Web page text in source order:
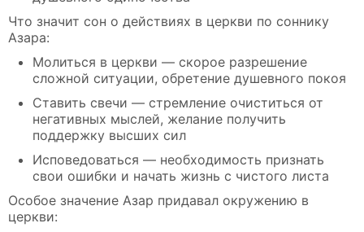
Что значит сон о действиях в церкви по соннику
Азара:
Молиться в церкви — скорое разрешение
сложной ситуации, обретение душевного покоя
Ставить свечи — стремление очиститься от
негативных мыслей, желание получить
поддержку высших сил
Исповедоваться — необходимость признать
свои ошибки и начать жизнь с чистого листа
Особое значение Азар придавал окружению в
церкви: